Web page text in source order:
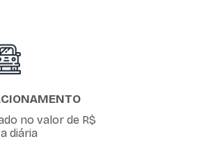
no valor de R$
diária